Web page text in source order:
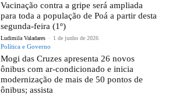
Vacinação contra a gripe será ampliada
para toda a população de Poá a partir desta
segunda-feira (1º)
Ludimila Valadares - 1 de junho de 2026
Política e Governo
Mogi das Cruzes apresenta 26 novos
ônibus com ar-condicionado e inicia
modernização de mais de 50 pontos de
ônibus; assista